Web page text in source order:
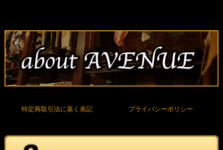
特定商取引法に基く表記 プライバシーポリシー